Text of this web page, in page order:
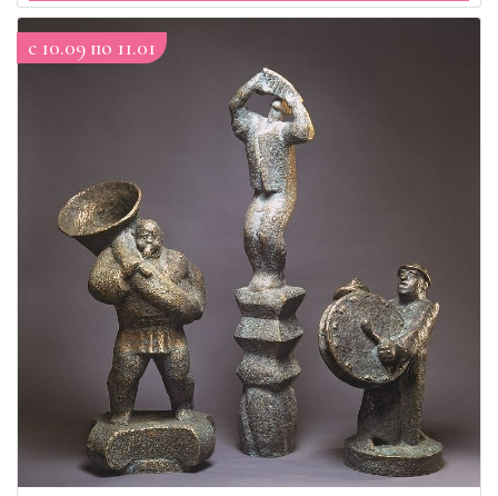
c 10.09 по 11.01